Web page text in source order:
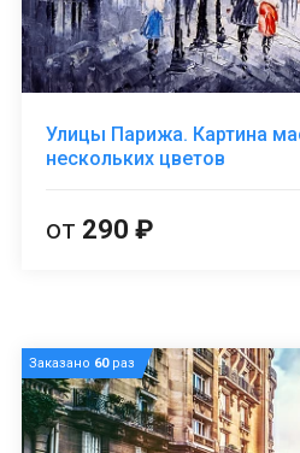
Улицы Парижа. Картина
нескольких цветов
от 290 ₽
Заказано 60раз